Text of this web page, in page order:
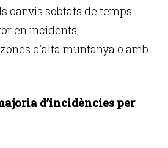
canvis sobtats de temps
en incidents,
d’alta muntanya o amb
d’incidències per